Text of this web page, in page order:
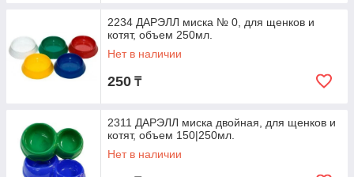
2234 ДАРЭЛЛ миска № 0, для щенков и
котят, объем 250мл.
Нет в наличии
250 ₸
2311 ДАРЭЛЛ миска двойная, для щенков и
котят, объем 150|250мл.
Нет в наличии